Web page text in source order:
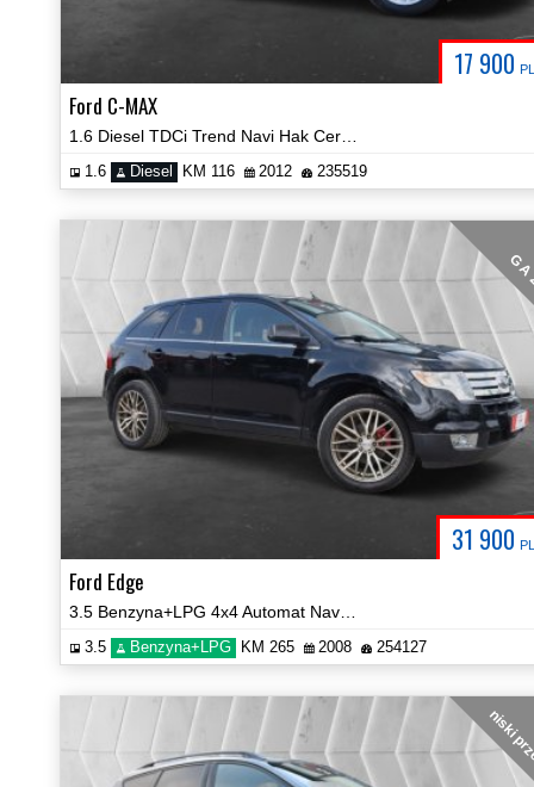
17 900
Ford C-MAX
1.6 Diesel KM 116 2012 235519
31 900
G
Ford Edge
3.5 Benzyna+LPG KM 265 2008 254127
niski